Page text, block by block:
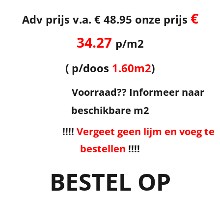
Adv prijs v.a. € 48.95 onze prijs €
34.27 p/m2
( p/doos 1.60m2)
Voorraad?? Informeer naar
beschikbare m2
!!!! Vergeet geen lijm en voeg te
bestellen !!!!
BESTEL OP